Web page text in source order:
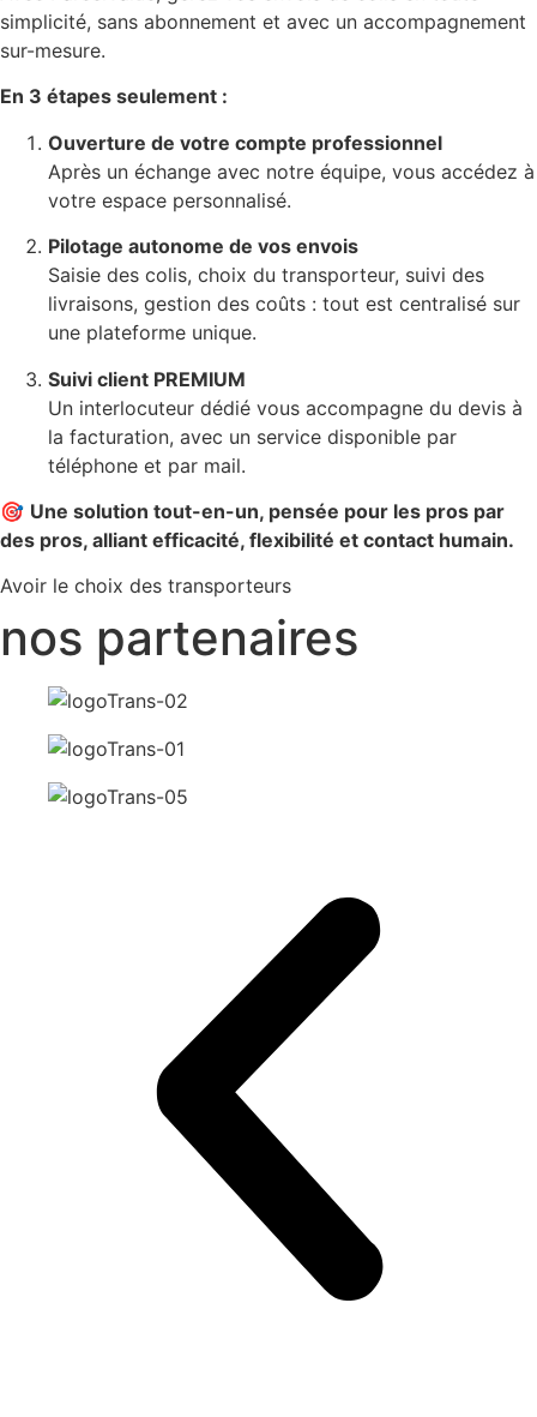
simplicité, sans abonnement et avec un accompagnement
sur-mesure.
En 3 étapes seulement :
Ouverture de votre compte professionnel
Après un échange avec notre équipe, vous accédez à
votre espace personnalisé.
Pilotage autonome de vos envois
Saisie des colis, choix du transporteur, suivi des
livraisons, gestion des coûts : tout est centralisé sur
une plateforme unique.
Suivi client PREMIUM
Un interlocuteur dédié vous accompagne du devis à
la facturation, avec un service disponible par
téléphone et par mail.
🎯 Une solution tout-en-un, pensée pour les pros par
des pros, alliant efficacité, flexibilité et contact humain.
Avoir le choix des transporteurs
nos partenaires